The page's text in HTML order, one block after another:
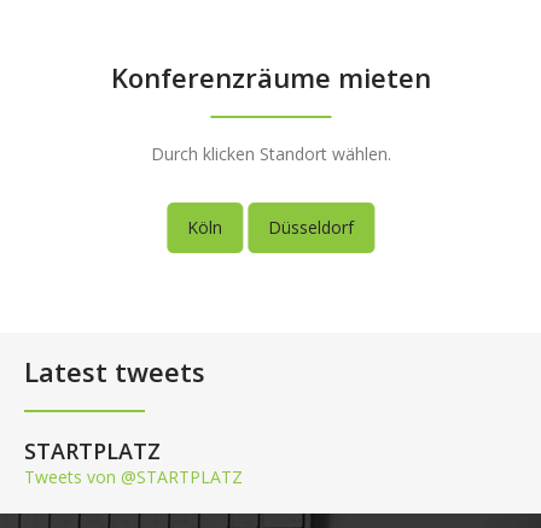
Konferenzräume mieten
Durch klicken Standort wählen.
Köln Düsseldorf
Latest tweets
STARTPLATZ
Tweets von @STARTPLATZ